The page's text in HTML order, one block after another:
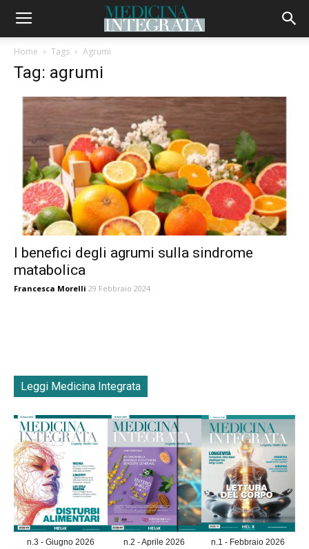
Home Tags Agrumi
Tag: agrumi
I benefici degli agrumi sulla sindrome
matabolica
Francesca Morelli 29 Febbraio 2024
Leggi Medicina Integrata
n.3 - Giugno 2026 n.2 - Aprile 2026 n.1 - Febbraio 2026